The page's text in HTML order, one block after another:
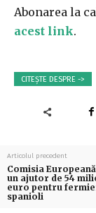
Abonarea la
acest link.
CITEȘTE DESPRE ->
Articolul precedent
Comisia
un ajutor de 54
euro pentru
spanioli